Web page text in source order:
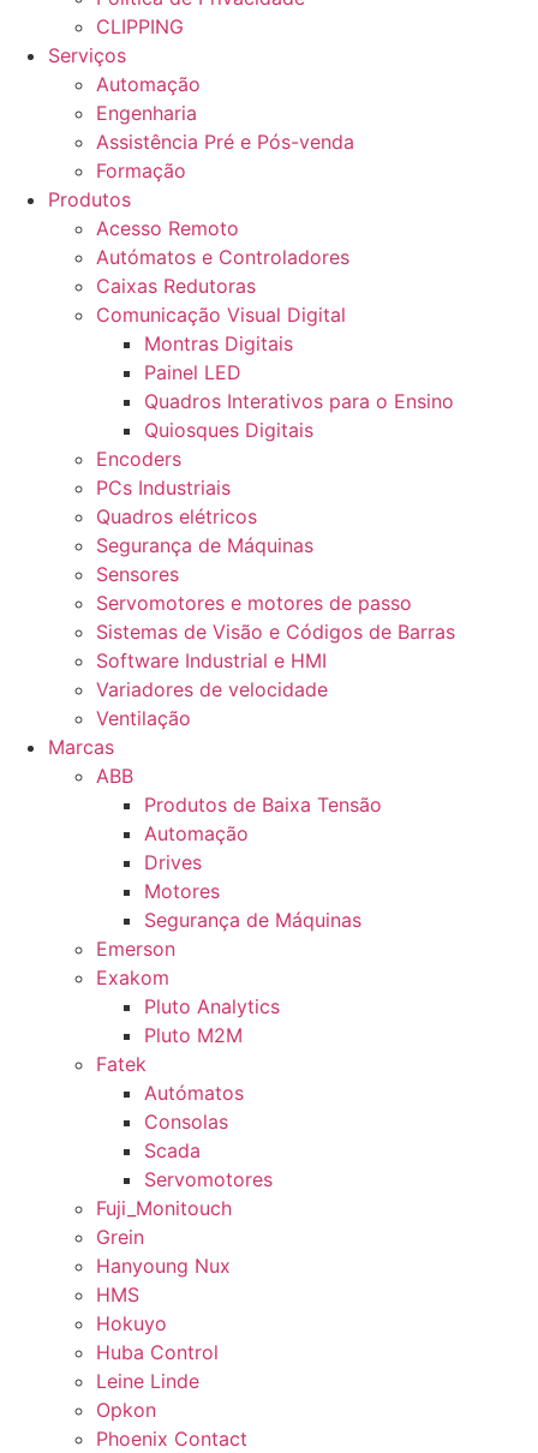
CLIPPING
Serviços
Automação
Engenharia
Assistência Pré e Pós-venda
Formação
Produtos
Acesso Remoto
Autómatos e Controladores
Caixas Redutoras
Comunicação Visual Digital
Montras Digitais
Painel LED
Quadros Interativos para o Ensino
Quiosques Digitais
Encoders
PCs Industriais
Quadros elétricos
Segurança de Máquinas
Sensores
Servomotores e motores de passo
Sistemas de Visão e Códigos de Barras
Software Industrial e HMI
Variadores de velocidade
Ventilação
Marcas
ABB
Produtos de Baixa Tensão
Automação
Drives
Motores
Segurança de Máquinas
Emerson
Exakom
Pluto Analytics
Pluto M2M
Fatek
Autómatos
Consolas
Scada
Servomotores
Fuji_Monitouch
Grein
Hanyoung Nux
HMS
Hokuyo
Huba Control
Leine Linde
Opkon
Phoenix Contact